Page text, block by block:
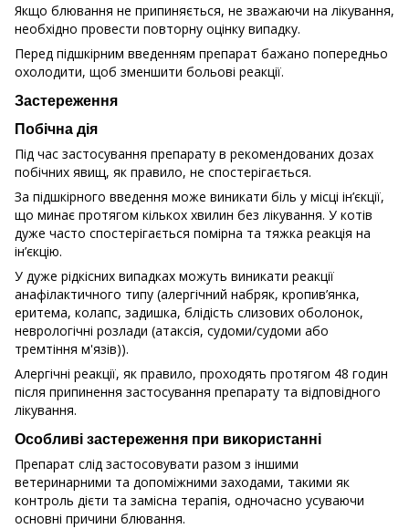
Якщо блювання не припиняється, не зважаючи на лікування,
необхідно провести повторну оцінку випадку.
Перед підшкірним введенням препарат бажано попередньо
охолодити, щоб зменшити больові реакції.
Застереження
Побічна дія
Під час застосування препарату в рекомендованих дозах
побічних явищ, як правило, не спостерігається.
За підшкірного введення може виникати біль у місці ін’єкції,
що минає протягом кількох хвилин без лікування. У котів
дуже часто спостерігається помірна та тяжка реакція на
ін’єкцію.
У дуже рідкісних випадках можуть виникати реакції
анафілактичного типу (алергічний набряк, кропив’янка,
еритема, колапс, задишка, блідість слизових оболонок,
неврологічні розлади (атаксія, судоми/судоми або
тремтіння м'язів)).
Алергічні реакції, як правило, проходять протягом 48 годин
після припинення застосування препарату та відповідного
лікування.
Особливі застереження при використанні
Препарат слід застосовувати разом з іншими
ветеринарними та допоміжними заходами, такими як
контроль дієти та замісна терапія, одночасно усуваючи
основні причини блювання.